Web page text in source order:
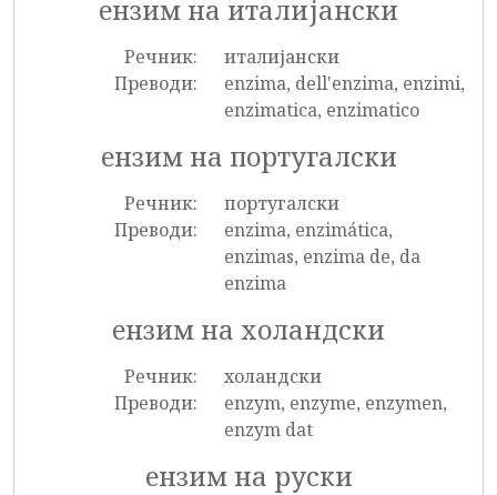
ензим на италијански
Речник:
италијански
Преводи:
enzima, dell'enzima, enzimi,
enzimatica, enzimatico
ензим на португалски
Речник:
португалски
Преводи:
enzima, enzimática,
enzimas, enzima de, da
enzima
ензим на холандски
Речник:
холандски
Преводи:
enzym, enzyme, enzymen,
enzym dat
ензим на руски